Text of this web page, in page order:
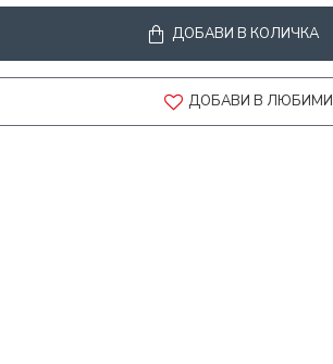
ДОБАВИ В КОЛИЧКА
ДОБАВИ В ЛЮБИМИ